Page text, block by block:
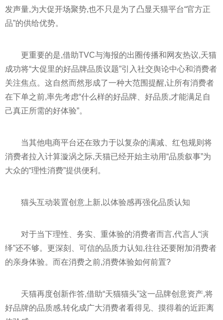
发声量,为大促开场聚势,也不只是为了凸显天猫平台“官方正
品”的供给优势。
更重要的是,借助TVC与海报的出圈传播和网友热议,天猫
成功将“大促里的好品牌品质议题”引入社交舆论中心和消费者
关注焦点。这自然而然形成了一种大范围提醒,让所有消费者
在下单之前,率先考虑“什么样的好品牌、好品质,才能满足自
己真正所需的好体验”。
当其他电商平台还在致力于以复杂的满减、红包规则将
消费者拉入计算漩涡之际,天猫已经开始主动用“品质叙事”为
大众的“理性消费”提供便利。
猫头互动装置创意上新,以体验感再强化品质认知
对于当下理性、务实、重体验的消费者而言,代言人“演
绎”还不够。更深刻、可信的品质力认知,往往还要附加消费者
的亲身体验。而在消费之前,消费体验如何前置?
天猫再度创新作答,借助“天猫猫头”这一品牌创意资产,将
好品牌的品质感,转化成广大消费者看得见、摸得着的近距离